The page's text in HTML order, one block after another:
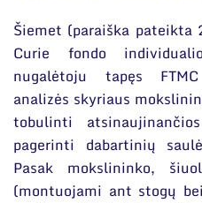
Šiemet (paraiška pateikta
Curie fondo
nugalėtoju tapęs
analizės skyriaus
tobulinti
pagerinti dabartinių
Pasak mokslininko,
(montuojami ant stogų